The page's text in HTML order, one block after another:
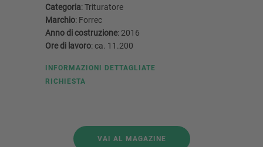
Categoria: Trituratore
Marchio: Forrec
Anno di costruzione: 2016
Ore di lavoro: ca. 11.200
INFORMAZIONI DETTAGLIATE
RICHIESTA
VAI AL MAGAZINE